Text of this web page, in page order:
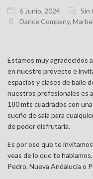
6 Junio, 2024
Sin
Dance Company,
Estamos muy agradecidos
en nuestro proyecto e
espacios y clases de baile
nuestros profesionales es
180 mts cuadrados con
sueño de sala para
de poder disfrutarla.
Es por eso que te
veas de lo que te
Pedro, Nueva Andalucía o